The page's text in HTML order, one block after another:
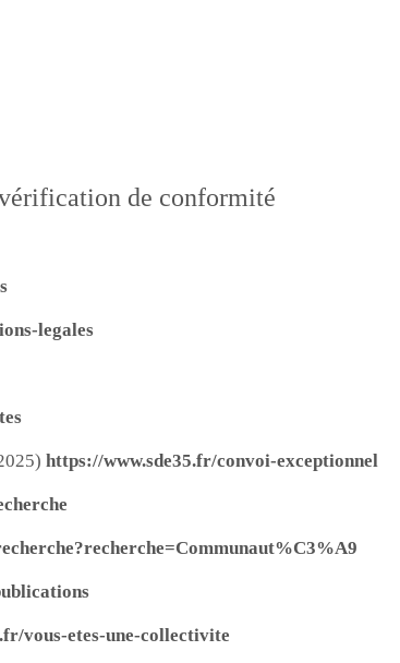
de conformité
legales
https://www.sde35.fr/convoi-exceptionnel
vous-etes-une-collectivite